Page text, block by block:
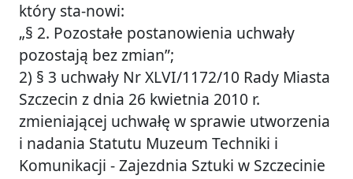
który sta-nowi:
„§ 2. Pozostałe postanowienia uchwały
pozostają bez zmian”;
2) § 3 uchwały Nr XLVI/1172/10 Rady Miasta
Szczecin z dnia 26 kwietnia 2010 r.
zmieniającej uchwałę w sprawie utworzenia
i nadania Statutu Muzeum Techniki i
Komunikacji - Zajezdnia Sztuki w Szczecinie